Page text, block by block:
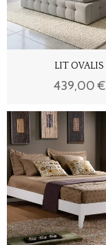
LIT OVALIS
439,00 €